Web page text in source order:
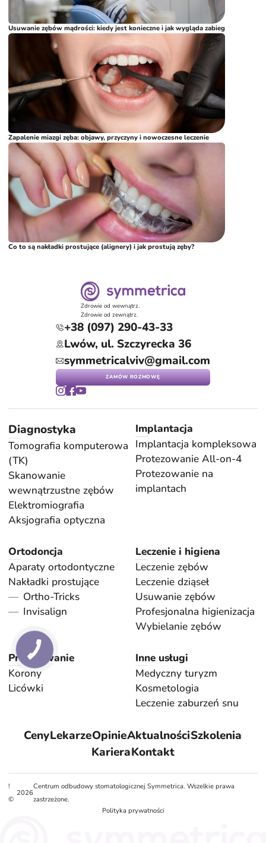
Usuwanie zębów mądrości: kiedy jest konieczne i jak wygląda zabieg
Zapalenie miazgi zęba: objawy, przyczyny i nowoczesne leczenie
Co to są nakładki prostujące (alignery) i jak prostują zęby?
Zdrowie od wewnątrz.
Zdrowie od zewnątrz.
+38 (097) 290-43-33
Lwów, ul. Szczyrecka 36
symmetricalviv@gmail.com
ZAMÓW ROZMOWĘ
Diagnostyka
Tomografia komputerowa
(TK)
Skanowanie
wewnątrzustne zębów
Elektromiografia
Aksjografia optyczna
Implantacja
Implantacja kompleksowa
Protezowanie All-on-4
Protezowanie na
implantach
Ortodoncja
Aparaty ortodontyczne
Nakładki prostujące
Ortho-Tricks
Invisalign
Leczenie i higiena
Leczenie zębów
Leczenie dziąseł
Usuwanie zębów
Profesjonalna higienizacja
Wybielanie zębów
Protezowanie
Korony
Licówki
Inne usługi
Medyczny turyzm
Kosmetologia
Leczenie zaburzeń snu
CenyLekarzeOpinieAktualnościSzkolenia
KarieraKontakt
!
©
2026
Centrum odbudowy stomatologicznej Symmetrica. Wszelkie prawa
zastrzeżone.
Polityka prywatności